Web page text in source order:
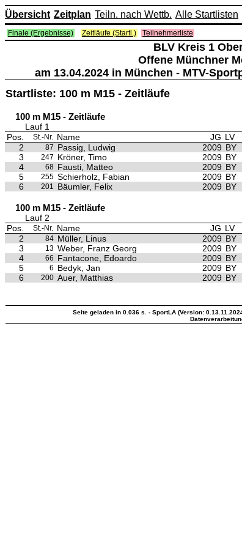
Übersicht Zeitplan Teiln. nach Wettb. Alle Startlisten
Finale (Ergebnisse) Zeitläufe (Startl.) Teilnehmerliste
BLV Kreis 1
Offene Münchner
am 13.04.2024 in München - MTV-
Startliste: 100 m M15 - Zeitläufe
100 m M15 - Zeitläufe
Lauf 1
Pos.
St.-Nr. Name JG LV
2
87 Passig, Ludwig 2009 BY
3
247 Kröner, Timo 2009 BY
4
68 Fausti, Matteo 2009 BY
5
255 Schierholz, Fabian 2009 BY
6
201 Bäumler, Felix 2009 BY
100 m M15 - Zeitläufe
Lauf 2
Pos.
St.-Nr. Name JG LV
2
84 Müller, Linus 2009 BY
3
13 Weber, Franz Georg 2009 BY
4
66 Fantacone, Edoardo 2009 BY
5
6 Bedyk, Jan 2009 BY
6
200 Auer, Matthias 2009 BY
Seite geladen in 0.036 s. - SportLA (Version: